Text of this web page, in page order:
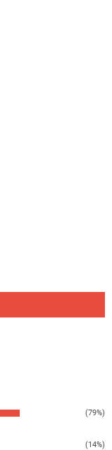
(79%)
(14%)